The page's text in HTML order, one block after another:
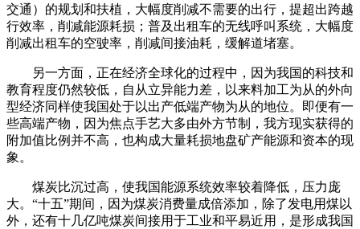
交通）的规划和扶植，大幅度削减不需要的出行，提超出跨越
行效率，削减能源耗损；普及出租车的无线呼叫系统，大幅度
削减出租车的空驶率，削减间接油耗，缓解道堵塞。
另一方面，正在经济全球化的过程中，因为我国的科技和
教育程度仍然较低，自从立异能力差，以来料加工为从的外向
型经济同样使我国处于以出产低端产物为从的地位。即便有一
些高端产物，因为焦点手艺大多由外方节制，我方现实获得的
附加值比例并不高，也构成大量耗损地盘矿产能源和资本的现
象。
煤炭比沉过高，使我国能源系统效率较着降低，压力庞
大。“十五”期间，因为煤炭消费量成倍添加，除了发电用煤以
外，还有十几亿吨煤炭间接用于工业和平易近用，是形成我国